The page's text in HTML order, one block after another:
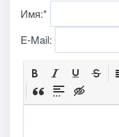
Имя:*
E-Mail: